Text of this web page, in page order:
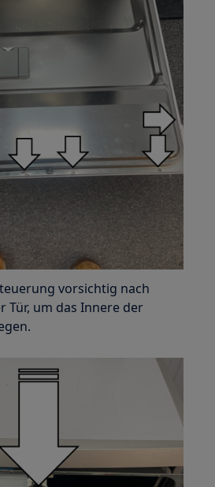
vorsichtig nach
Tür, um das Innere der